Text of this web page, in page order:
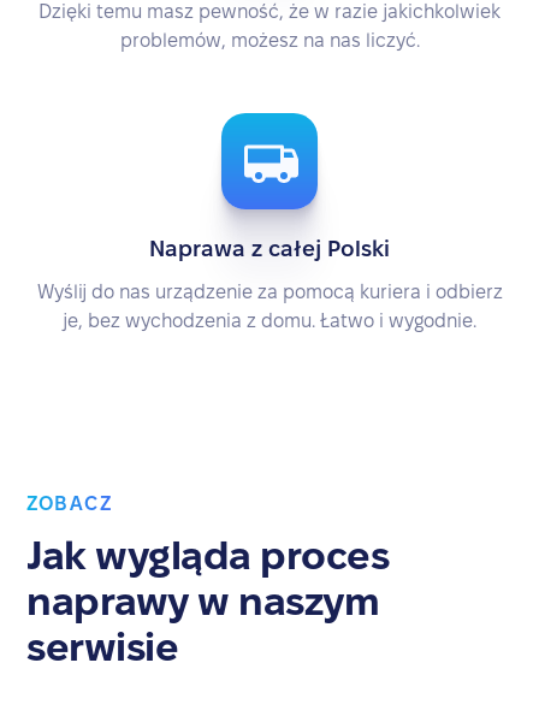
Dzięki temu masz pewność, że w razie jakichkolwiek
problemów, możesz na nas liczyć.
Naprawa z całej Polski
Wyślij do nas urządzenie za pomocą kuriera i odbierz
je, bez wychodzenia z domu. Łatwo i wygodnie.
ZOBACZ
Jak wygląda proces
naprawy w naszym
serwisie